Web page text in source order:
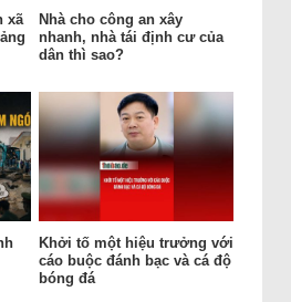
xã
Nhà cho công an xây
nhanh, nhà tái định cư của
dân thì sao?
Khởi tố một hiệu trưởng với
cáo buộc đánh bạc và cá độ
bóng đá